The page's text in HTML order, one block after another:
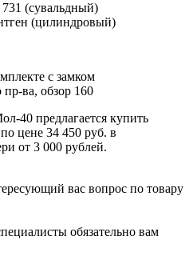
(сувальдный)
(цилиндровый)
с замком
пр-ва, обзор 160
40 предлагается купить
цене 34 450 руб. в
от 3 000 рублей.
вас вопрос по товару
обязательно вам